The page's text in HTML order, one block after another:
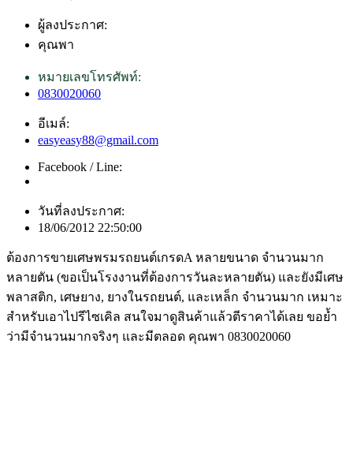
ผู้ลงประกาศ:
คุณพา
หมายเลขโทรศัพท์:
0830020060
อีเมล์:
easyeasy88@gmail.com
Facebook / Line:
วันที่ลงประกาศ:
18/06/2012 22:50:00
ต้องการขายเศษพรมรถยนต์เกรดA หลายขนาด จำนวนมาก
หลายตัน (ขอเป็นโรงงานที่ต้องการวันละหลายตัน) และยังมีเศษ
พลาสติก, เศษยาง, ยางในรถยนต์, และเหล็ก จำนวนมาก เหมาะ
สำหรับเอาไปรีไซเคิล สนใจมาดูสินค้าแล้วตีราคาได้เลย ขอย้ำ
ว่ามีจำนวนมากจริงๆ และมีตลอด คุณพา 0830020060